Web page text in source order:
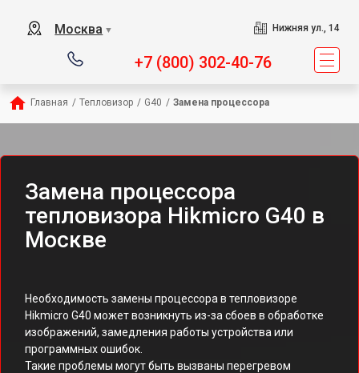
Москва ▼ Нижняя ул., 14
+7 (800) 302-40-76
Главная / Тепловизор / G40 / Замена процессора
Замена процессора
тепловизора Hikmicro G40 в
Москве
Необходимость замены процессора в тепловизоре
Hikmicro G40 может возникнуть из-за сбоев в обработке
изображений, замедления работы устройства или
программных ошибок.
Такие проблемы могут быть вызваны перегревом